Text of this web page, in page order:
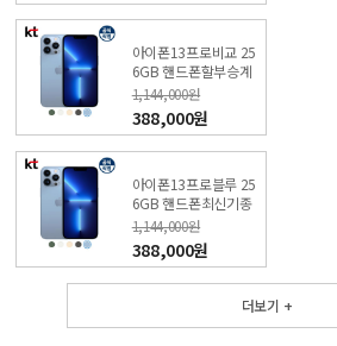
아이폰13프로비교 25
6GB 핸드폰할부승계
(특가폰 신청) KT직영
점
1,144,000원
388,000원
아이폰13프로블루 25
6GB 핸드폰최신기종
(특가폰 신청) KT직영
점
1,144,000원
388,000원
더보기 +